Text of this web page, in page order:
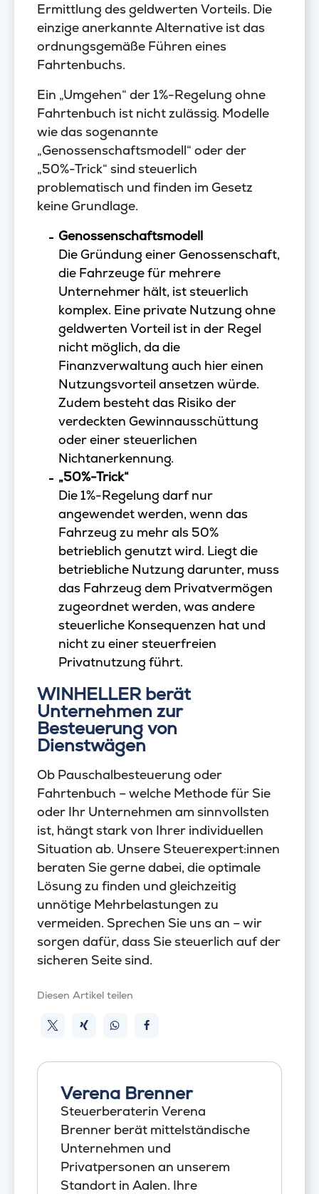
Ermittlung des geldwerten Vorteils. Die
einzige anerkannte Alternative ist das
ordnungsgemäße Führen eines
Fahrtenbuchs.
Ein „Umgehen“ der 1%-Regelung ohne
Fahrtenbuch ist nicht zulässig. Modelle
wie das sogenannte
„Genossenschaftsmodell“ oder der
„50%-Trick“ sind steuerlich
problematisch und finden im Gesetz
keine Grundlage.
Genossenschaftsmodell
Die Gründung einer Genossenschaft,
die Fahrzeuge für mehrere
Unternehmer hält, ist steuerlich
komplex. Eine private Nutzung ohne
geldwerten Vorteil ist in der Regel
nicht möglich, da die
Finanzverwaltung auch hier einen
Nutzungsvorteil ansetzen würde.
Zudem besteht das Risiko der
verdeckten Gewinnausschüttung
oder einer steuerlichen
Nichtanerkennung.
„50%-Trick“
Die 1%-Regelung darf nur
angewendet werden, wenn das
Fahrzeug zu mehr als 50%
betrieblich genutzt wird. Liegt die
betriebliche Nutzung darunter, muss
das Fahrzeug dem Privatvermögen
zugeordnet werden, was andere
steuerliche Konsequenzen hat und
nicht zu einer steuerfreien
Privatnutzung führt.
WINHELLER berät
Unternehmen zur
Besteuerung von
Dienstwägen
Ob Pauschalbesteuerung oder
Fahrtenbuch – welche Methode für Sie
oder Ihr Unternehmen am sinnvollsten
ist, hängt stark von Ihrer individuellen
Situation ab. Unsere Steuerexpert:innen
beraten Sie gerne dabei, die optimale
Lösung zu finden und gleichzeitig
unnötige Mehrbelastungen zu
vermeiden. Sprechen Sie uns an – wir
sorgen dafür, dass Sie steuerlich auf der
sicheren Seite sind.
Diesen Artikel teilen
Verena Brenner
Steuerberaterin Verena
Brenner berät mittelständische
Unternehmen und
Privatpersonen an unserem
Standort in Aalen. Ihre